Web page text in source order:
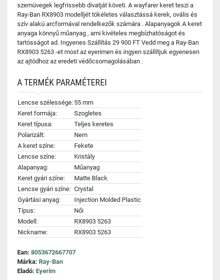
szemüvegek legfrissebb divatját követi. A wayfarer keret teszi a
Ray-Ban RX8903 modelljét tökéletes választássá kerek, ovális és
szív alakú arcformával rendelkezők számára . Alapanyagok A keret
anyaga könnyű műanyag , ami kivételes megbízhatóságot és
tartósságot ad. Ingyenes Szállítás 29 900 FT Vedd meg a Ray-Ban
RX8903 5263 -et most az eyerimen és ingyen szállítjuk egyenesen
az ajtódhoz az eredeti védőcsomagolásában .
A TERMÉK PARAMÉTEREI
Lencse szélessége: 55 mm
Keret formája:
Szogletes
Keret típusa:
Teljes keretes
Polarizált:
Nem
A keret színe:
Fekete
Lencse színe:
Kristály
Alapanyag:
Műanyag
Keret gyári színe:
Matte Black
Lencse gyári színe: Crystal
Gyártási anyag:
Injection Molded Plastic
Típus:
Női
Modell:
RX8903 5263
Nickname:
RX8903 5263
Ean: 8053672667707
Márka: Ray-Ban
Eladó: Eyerim